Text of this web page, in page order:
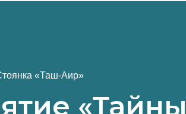
«Таш-Аир»